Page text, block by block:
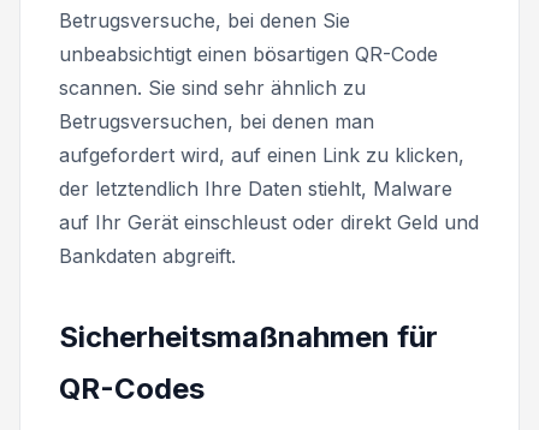
Betrugsversuche, bei denen Sie
unbeabsichtigt einen bösartigen QR-Code
scannen. Sie sind sehr ähnlich zu
Betrugsversuchen, bei denen man
aufgefordert wird, auf einen Link zu klicken,
der letztendlich Ihre Daten stiehlt, Malware
auf Ihr Gerät einschleust oder direkt Geld und
Bankdaten abgreift.
Sicherheitsmaßnahmen für
QR-Codes